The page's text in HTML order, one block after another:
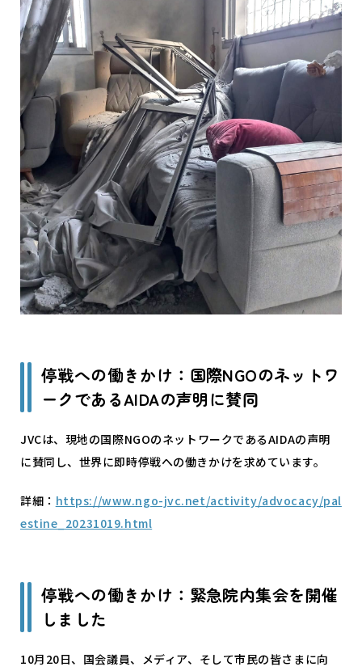
停戦への働きかけ：国際NGOのネットワ
ークであるAIDAの声明に賛同
JVCは、現地の国際NGOのネットワークであるAIDAの声明
に賛同し、世界に即時停戦への働きかけを求めています。
詳細： https://www.ngo-jvc.net/activity/advocacy/pal
estine_20231019.html
停戦への働きかけ：緊急院内集会を開催
しました
10月20日、国会議員、メディア、そして市民の皆さまに向